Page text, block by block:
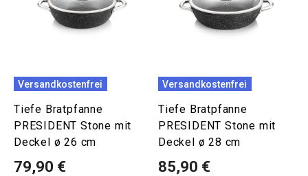
Versandkostenfrei
Tiefe Bratpfanne
PRESIDENT Stone mit
Deckel ø 26 cm
79,90 €
Versandkostenfrei
Tiefe Bratpfanne
PRESIDENT Stone mit
Deckel ø 28 cm
85,90 €